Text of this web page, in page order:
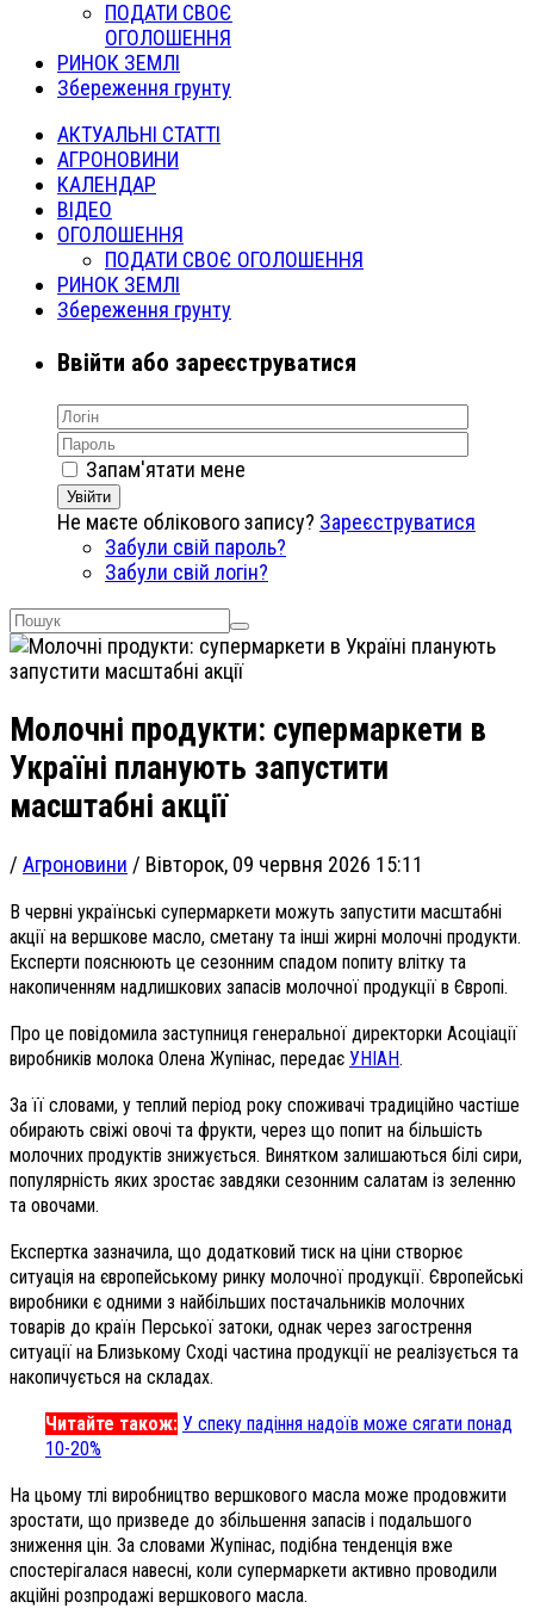
ПОДАТИ СВОЄ
ОГОЛОШЕННЯ
РИНОК ЗЕМЛІ
Збереження грунту
АКТУАЛЬНІ СТАТТІ
АГРОНОВИНИ
КАЛЕНДАР
ВІДЕО
ОГОЛОШЕННЯ
ПОДАТИ СВОЄ ОГОЛОШЕННЯ
РИНОК ЗЕМЛІ
Збереження грунту
Ввійти або зареєструватися
Запам'ятати мене
Увійти
Не маєте облікового запису? Зареєструватися
Забули свій пароль?
Забули свій логін?
Молочні продукти: супермаркети в
Україні планують запустити
масштабні акції
/ Агроновини / Вівторок, 09 червня 2026 15:11
В червні українські супермаркети можуть запустити масштабні
акції на вершкове масло, сметану та інші жирні молочні продукти.
Експерти пояснюють це сезонним спадом попиту влітку та
накопиченням надлишкових запасів молочної продукції в Європі.
Про це повідомила заступниця генеральної директорки Асоціації
виробників молока Олена Жупінас, передає УНІАН.
За її словами, у теплий період року споживачі традиційно частіше
обирають свіжі овочі та фрукти, через що попит на більшість
молочних продуктів знижується. Винятком залишаються білі сири,
популярність яких зростає завдяки сезонним салатам із зеленню
та овочами.
Експертка зазначила, що додатковий тиск на ціни створює
ситуація на європейському ринку молочної продукції. Європейські
виробники є одними з найбільших постачальників молочних
товарів до країн Перської затоки, однак через загострення
ситуації на Близькому Сході частина продукції не реалізується та
накопичується на складах.
Читайте також: У спеку падіння надоїв може сягати понад
10-20%
На цьому тлі виробництво вершкового масла може продовжити
зростати, що призведе до збільшення запасів і подальшого
зниження цін. За словами Жупінас, подібна тенденція вже
спостерігалася навесні, коли супермаркети активно проводили
акційні розпродажі вершкового масла.